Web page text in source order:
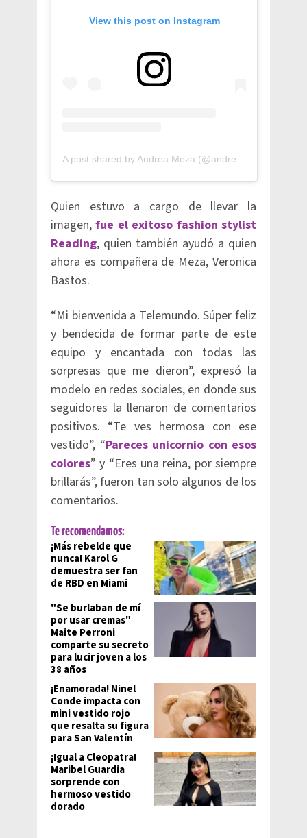
View this post on Instagram
Quien estuvo a cargo de llevar la
imagen,fue el exitoso fashion stylist
Reading, quien también ayudó a quien
ahora es compañera de Meza, Veronica
Bastos.
“Mi bienvenida a Telemundo. Súper feliz
y bendecida de formar parte de este
equipo y encantada con todas las
sorpresas que me dieron”, expresó la
modelo en redes sociales, en donde sus
seguidores la llenaron de comentarios
positivos. “Te ves hermosa con ese
vestido”, “Pareces unicornio con esos
colores” y “Eres una reina, por siempre
brillarás”, fueron tan solo algunos de los
comentarios.
Te recomendamos:
¡Más rebelde que
nunca! Karol G
demuestra ser fan
de RBD en Miami
"Se burlaban de mí
por usar cremas"
Maite Perroni
comparte su secreto
para lucir joven a los
38 años
¡Enamorada! Ninel
Conde impacta con
mini vestido rojo
que resalta su figura
para San Valentín
¡Igual a Cleopatra!
Maribel Guardia
sorprende con
hermoso vestido
dorado